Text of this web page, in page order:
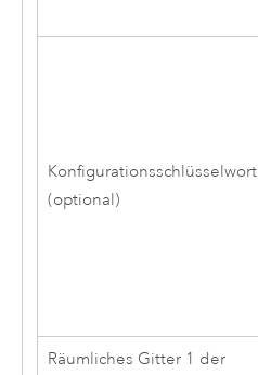
Konfigurationsschlüsselwort
(optional)
Räumliches Gitter 1 der